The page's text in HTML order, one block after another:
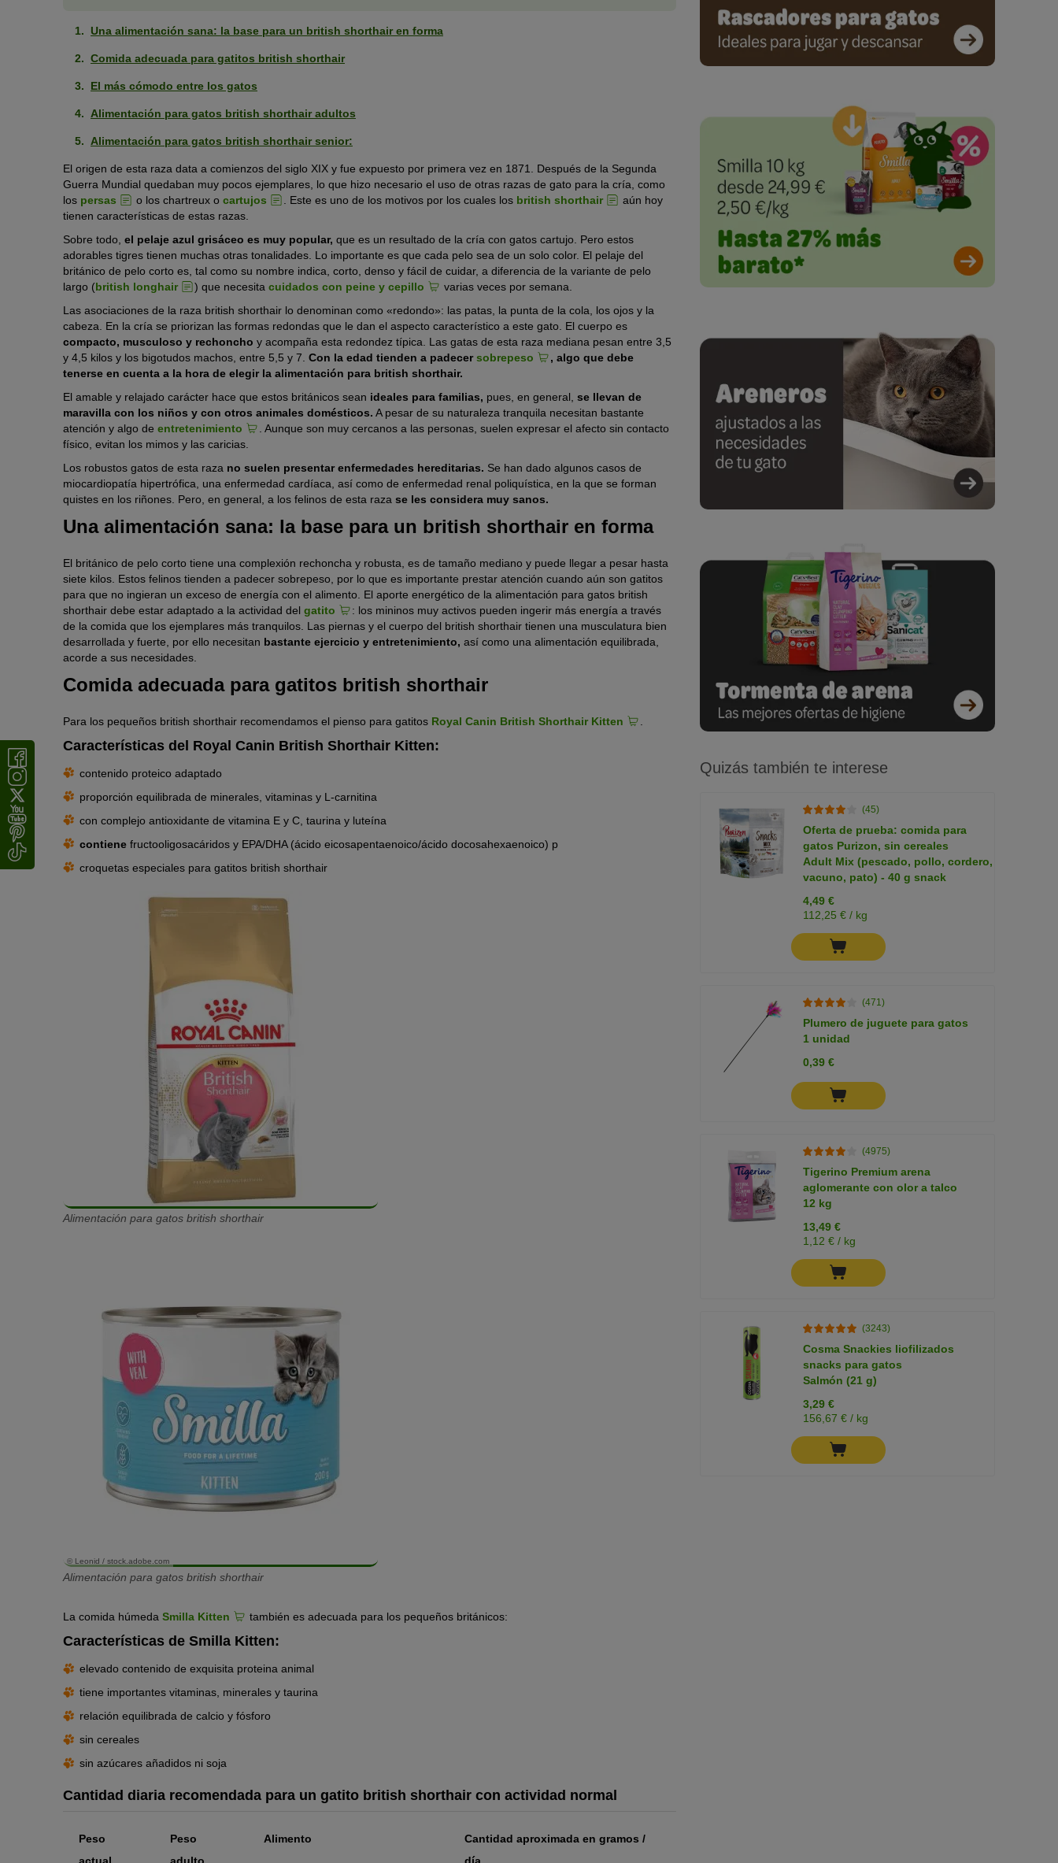
Una alimentación sana: la base para un british shorthair en forma
Comida adecuada para gatitos british shorthair
El más cómodo entre los gatos
Alimentación para gatos british shorthair adultos
Alimentación para gatos british shorthair senior:
El origen de esta raza data a comienzos del siglo XIX y fue expuesto por primera vez en 1871. Después de la Segunda
Guerra Mundial quedaban muy pocos ejemplares, lo que hizo necesario el uso de otras razas de gato para la cría, como
los persas o los chartreux o cartujos . Este es uno de los motivos por los cuales los british shorthair
aún hoy
tienen características de estas razas.
Sobre todo, el pelaje azul grisáceo es muy popular, que es un resultado de la cría con gatos cartujo. Pero estos
adorables tigres tienen muchas otras tonalidades. Lo importante es que cada pelo sea de un solo color. El pelaje del
británico de pelo corto es, tal como su nombre indica, corto, denso y fácil de cuidar, a diferencia de la variante de pelo
largo (british longhair ) que necesita cuidados con peine y cepillo
varias veces por semana.
Las asociaciones de la raza british shorthair lo denominan como «redondo»: las patas, la punta de la cola, los ojos y la
cabeza. En la cría se priorizan las formas redondas que le dan el aspecto característico a este gato. El cuerpo es
compacto, musculoso y rechoncho y acompaña esta redondez típica. Las gatas de esta raza mediana pesan entre 3,5
y 4,5 kilos y los bigotudos machos, entre 5,5 y 7. Con la edad tienden a padecersobrepeso
, algo que debe
tenerse en cuenta a la hora de elegir la alimentación para british shorthair.
El amable y relajado carácter hace que estos británicos sean ideales para familias, pues, en general, se llevan de
maravilla con los niños y con otros animales domésticos. A pesar de su naturaleza tranquila necesitan bastante
atención y algo de entretenimiento
. Aunque son muy cercanos a las personas, suelen expresar el afecto sin contacto
físico, evitan los mimos y las caricias.
Los robustos gatos de esta raza no suelen presentar enfermedades hereditarias. Se han dado algunos casos de
miocardiopatía hipertrófica, una enfermedad cardíaca, así como de enfermedad renal poliquística, en la que se forman
quistes en los riñones. Pero, en general, a los felinos de esta raza se les considera muy sanos.
Una alimentación sana: la base para un british shorthair en forma
El británico de pelo corto tiene una complexión rechoncha y robusta, es de tamaño mediano y puede llegar a pesar hasta
siete kilos. Estos felinos tienden a padecer sobrepeso, por lo que es importante prestar atención cuando aún son gatitos
para que no ingieran un exceso de energía con el alimento. El aporte energético de la alimentación para gatos british
shorthair debe estar adaptado a la actividad del gatito
: los mininos muy activos pueden ingerir más energía a través
de la comida que los ejemplares más tranquilos. Las piernas y el cuerpo del british shorthair tienen una musculatura bien
desarrollada y fuerte, por ello necesitan bastante ejercicio y entretenimiento, así como una alimentación equilibrada,
acorde a sus necesidades.
Comida adecuada para gatitos british shorthair
Para los pequeños british shorthair recomendamos el pienso para gatitos Royal Canin British Shorthair Kitten
Características del Royal Canin British Shorthair Kitten:
contenido proteico adaptado
proporción equilibrada de minerales, vitaminas y L-carnitina
con complejo antioxidante de vitamina E y C, taurina y luteína
contiene fructooligosacáridos y EPA/DHA (ácido eicosapentaenoico/ácido docosahexaenoico) p
croquetas especiales para gatitos british shorthair
Alimentación para gatos british shorthair
© Leonid / stock.adobe.com
Alimentación para gatos british shorthair
La comida húmeda Smilla Kitten también es adecuada para los pequeños británicos:
Características de Smilla Kitten:
elevado contenido de exquisita proteina animal
tiene importantes vitaminas, minerales y taurina
relación equilibrada de calcio y fósforo
sin cereales
sin azúcares añadidos ni soja
Cantidad diaria recomendada para un gatito british shorthair con actividad normal
Peso
Peso
Alimento
Cantidad aproximada en gramos /
Quizás también te interese
(45)
Oferta de prueba: comida para
gatos Purizon, sin cereales
Adult Mix (pescado, pollo, cordero,
vacuno, pato) - 40 g snack
4,49 €
112,25 € / kg
(471)
Plumero de juguete para gatos
1 unidad
0,39 €
(4975)
Tigerino Premium arena
aglomerante con olor a talco
12 kg
13,49 €
1,12 € / kg
(3243)
Cosma Snackies liofilizados
snacks para gatos
Salmón (21 g)
3,29 €
156,67 € / kg